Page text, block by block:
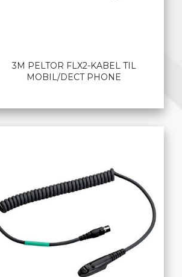
3M PELTOR FLX2-KABEL TIL
MOBIL/DECT PHONE